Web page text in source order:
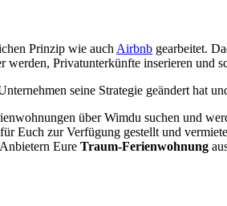
Prinzip wie auch Airbnb gearbeitet.
werden, Privatunterkünfte inserieren und
seine Strategie geändert hat
über Wimdu suchen und
Euch zur Verfügung gestellt und
Eure Traum-Ferienwohnung